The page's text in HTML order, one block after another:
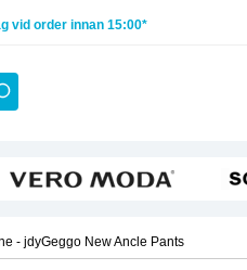
vid order innan 15:00*
- jdyGeggo New Ancle Pants